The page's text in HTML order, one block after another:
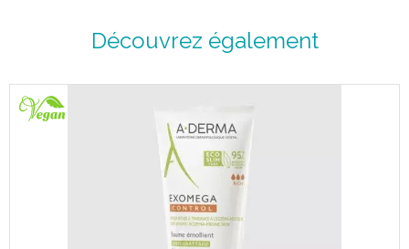
Découvrez également